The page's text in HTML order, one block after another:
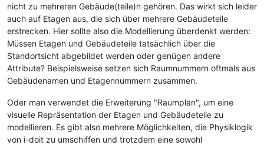
nicht zu mehreren Gebäude(teile)n gehören. Das wirkt sich leider
auch auf Etagen aus, die sich über mehrere Gebäudeteile
erstrecken. Hier sollte also die Modellierung überdenkt werden:
Müssen Etagen und Gebäudeteile tatsächlich über die
Standortsicht abgebildet werden oder genügen andere
Attribute? Beispielsweise setzen sich Raumnummern oftmals aus
Gebäudenamen und Etagennummern zusammen.
Oder man verwendet die Erweiterung "Raumplan", um eine
visuelle Repräsentation der Etagen und Gebäudeteile zu
modellieren. Es gibt also mehrere Möglichkeiten, die Physiklogik
von i-doit zu umschiffen und trotzdem eine sowohl